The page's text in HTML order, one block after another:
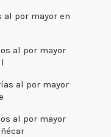
al por mayor en
al por mayor
al por mayor
al por mayor